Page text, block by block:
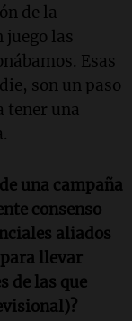
de la
juego las
Esas
son un paso
tener una
una campaña
consenso
aliados
llevar
de las que